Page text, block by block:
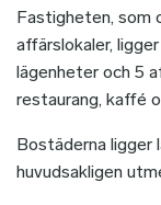
Fastigheten, som
affärslokaler,
lägenheter och 5
restaurang, kaffé
Bostäderna ligger
huvudsakligen